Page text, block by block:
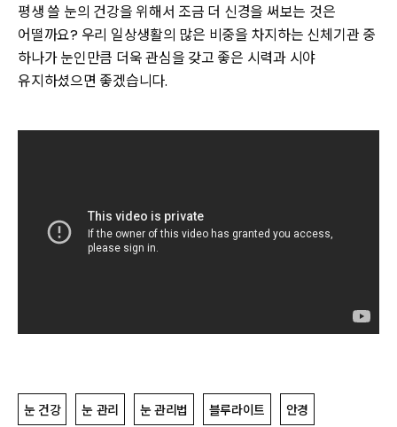
평생 쓸 눈의 건강을 위해서 조금 더 신경을 써보는 것은
어떨까요? 우리 일상생활의 많은 비중을 차지하는 신체기관 중
하나가 눈인만큼 더욱 관심을 갖고 좋은 시력과 시야
유지하셨으면 좋겠습니다.
눈 건강 눈 관리 눈 관리법 블루라이트 안경